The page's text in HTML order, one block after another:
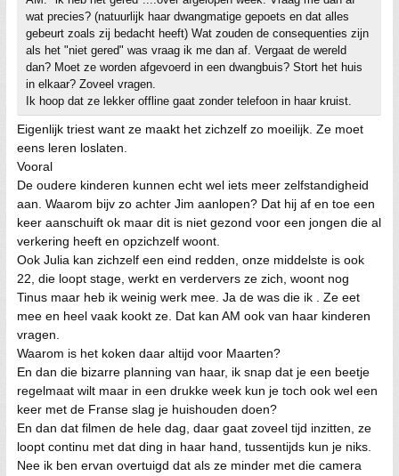
wat precies? (natuurlijk haar dwangmatige gepoets en dat alles
gebeurt zoals zij bedacht heeft) Wat zouden de consequenties zijn
als het "niet gered" was vraag ik me dan af. Vergaat de wereld
dan? Moet ze worden afgevoerd in een dwangbuis? Stort het huis
in elkaar? Zoveel vragen.
Ik hoop dat ze lekker offline gaat zonder telefoon in haar kruist.
Eigenlijk triest want ze maakt het zichzelf zo moeilijk. Ze moet
eens leren loslaten.
Vooral
De oudere kinderen kunnen echt wel iets meer zelfstandigheid
aan. Waarom bijv zo achter Jim aanlopen? Dat hij af en toe een
keer aanschuift ok maar dit is niet gezond voor een jongen die al
verkering heeft en opzichzelf woont.
Ook Julia kan zichzelf een eind redden, onze middelste is ook
22, die loopt stage, werkt en verdervers ze zich, woont nog
Tinus maar heb ik weinig werk mee. Ja de was die ik . Ze eet
mee en heel vaak kookt ze. Dat kan AM ook van haar kinderen
vragen.
Waarom is het koken daar altijd voor Maarten?
En dan die bizarre planning van haar, ik snap dat je een beetje
regelmaat wilt maar in een drukke week kun je toch ook wel een
keer met de Franse slag je huishouden doen?
En dan dat filmen de hele dag, daar gaat zoveel tijd inzitten, ze
loopt continu met dat ding in haar hand, tussentijds kun je niks.
Nee ik ben ervan overtuigd dat als ze minder met die camera